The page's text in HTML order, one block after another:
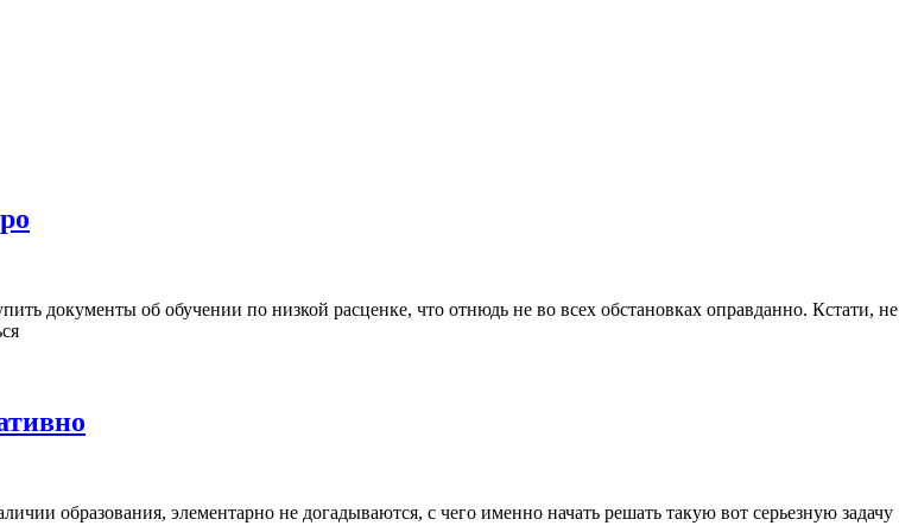
документы об обучении по низкой расценке, что отнюдь не во всех обстановках оправданно. Кстати, не
образования, элементарно не догадываются, с чего именно начать решать такую вот серьезную задачу